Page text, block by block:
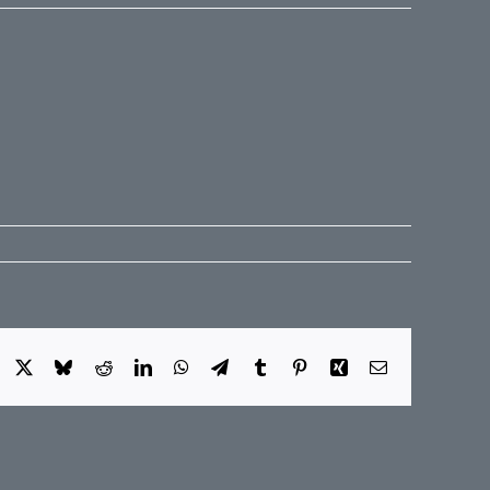
Facebook BlueskyRedditLinkedInWhatsApp
TelegramTumblr PinterestXing E-